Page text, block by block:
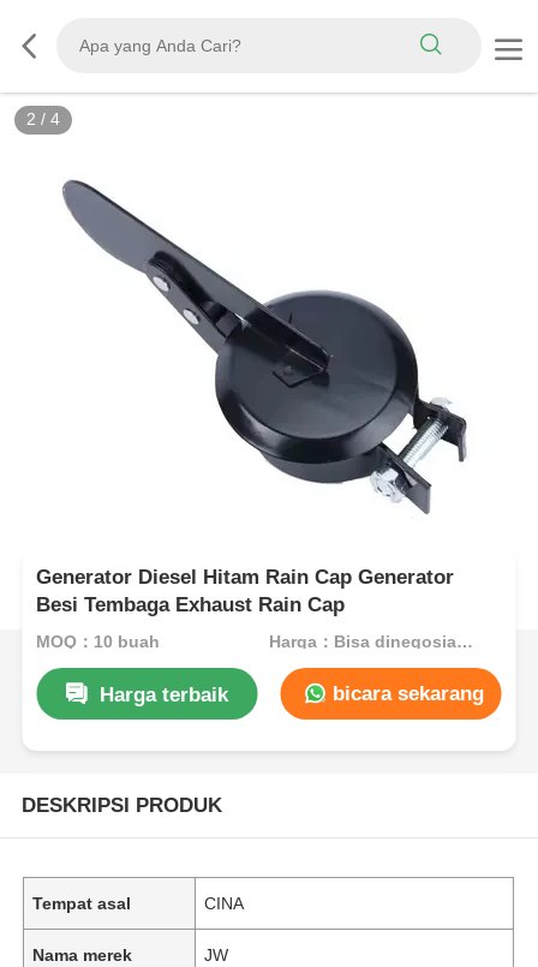
2 / 4
Generator Diesel Hitam Rain Cap Generator
Besi Tembaga Exhaust Rain Cap
MOQ：10 buah Harga：Bisa dinegosiasikan
Harga terbaik bicara sekarang
DESKRIPSI PRODUK
Tempat asal CINA
Nama merek JW